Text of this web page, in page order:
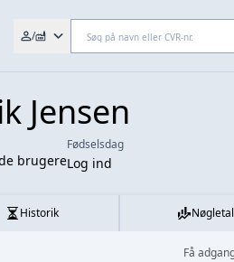
/
Jensen
brugere
Fødselsdag
Log ind
Historik Nøgletal
Få